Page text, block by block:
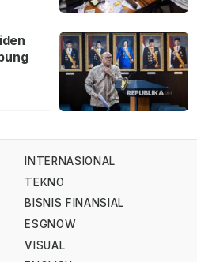
INTERNASIONAL
TEKNO
BISNIS FINANSIAL
ESGNOW
VISUAL